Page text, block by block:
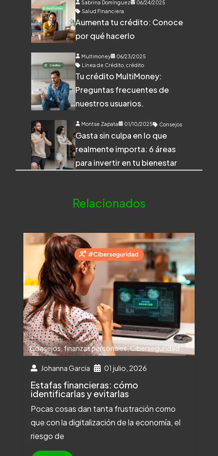
Sabrina Domínguez
06/24/2025
Salud Financiera
Aumenta tu crédito: Conoce
por qué hacerlo
Multimoney
06/23/2025
Línea de Crédito ,crédito
Tu crédito MultiMoney:
Preguntas frecuentes de
nuestros usuarios.
Montse Zapata 01/10/2025 Consejos
Gasta sin culpa en lo que
realmente importa: 6 áreas
para invertir en tu bienestar
Relacionados
Consejos,finanzas personales,Ciberseguridad
Johanna Garcia 01 julio, 2026
Estafas financieras: cómo
identificarlas y evitarlas
Pocas cosas dan tanta frustración como
que con la digitalización de la economía, el
riesgo de